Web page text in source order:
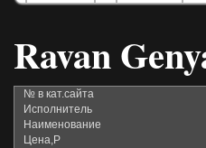
Ravan
№ в кат.сайта
Исполнитель
Наименование
Цена,Р